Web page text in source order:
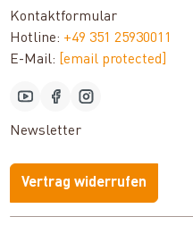
Kontaktformular
Hotline: +49 351 25930011
E-Mail: [email protected]
Newsletter
Vertrag widerrufen